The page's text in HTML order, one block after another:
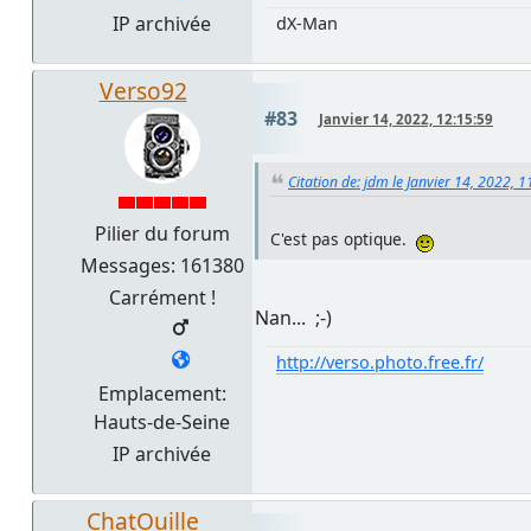
IP archivée dX-Man
Verso92
Pilier du forum
Messages: 161380
Carrément !
Emplacement:
Hauts-de-Seine
IP archivée
#83 Janvier 14, 2022, 12:15:59
Citation de: jdm le Janvier 14, 2022,
C'est pas optique.
Nan... ;-)
http://verso.photo.free.fr/
ChatOuille